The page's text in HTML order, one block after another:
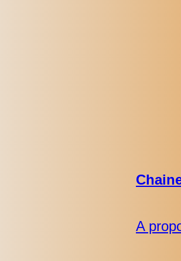
A